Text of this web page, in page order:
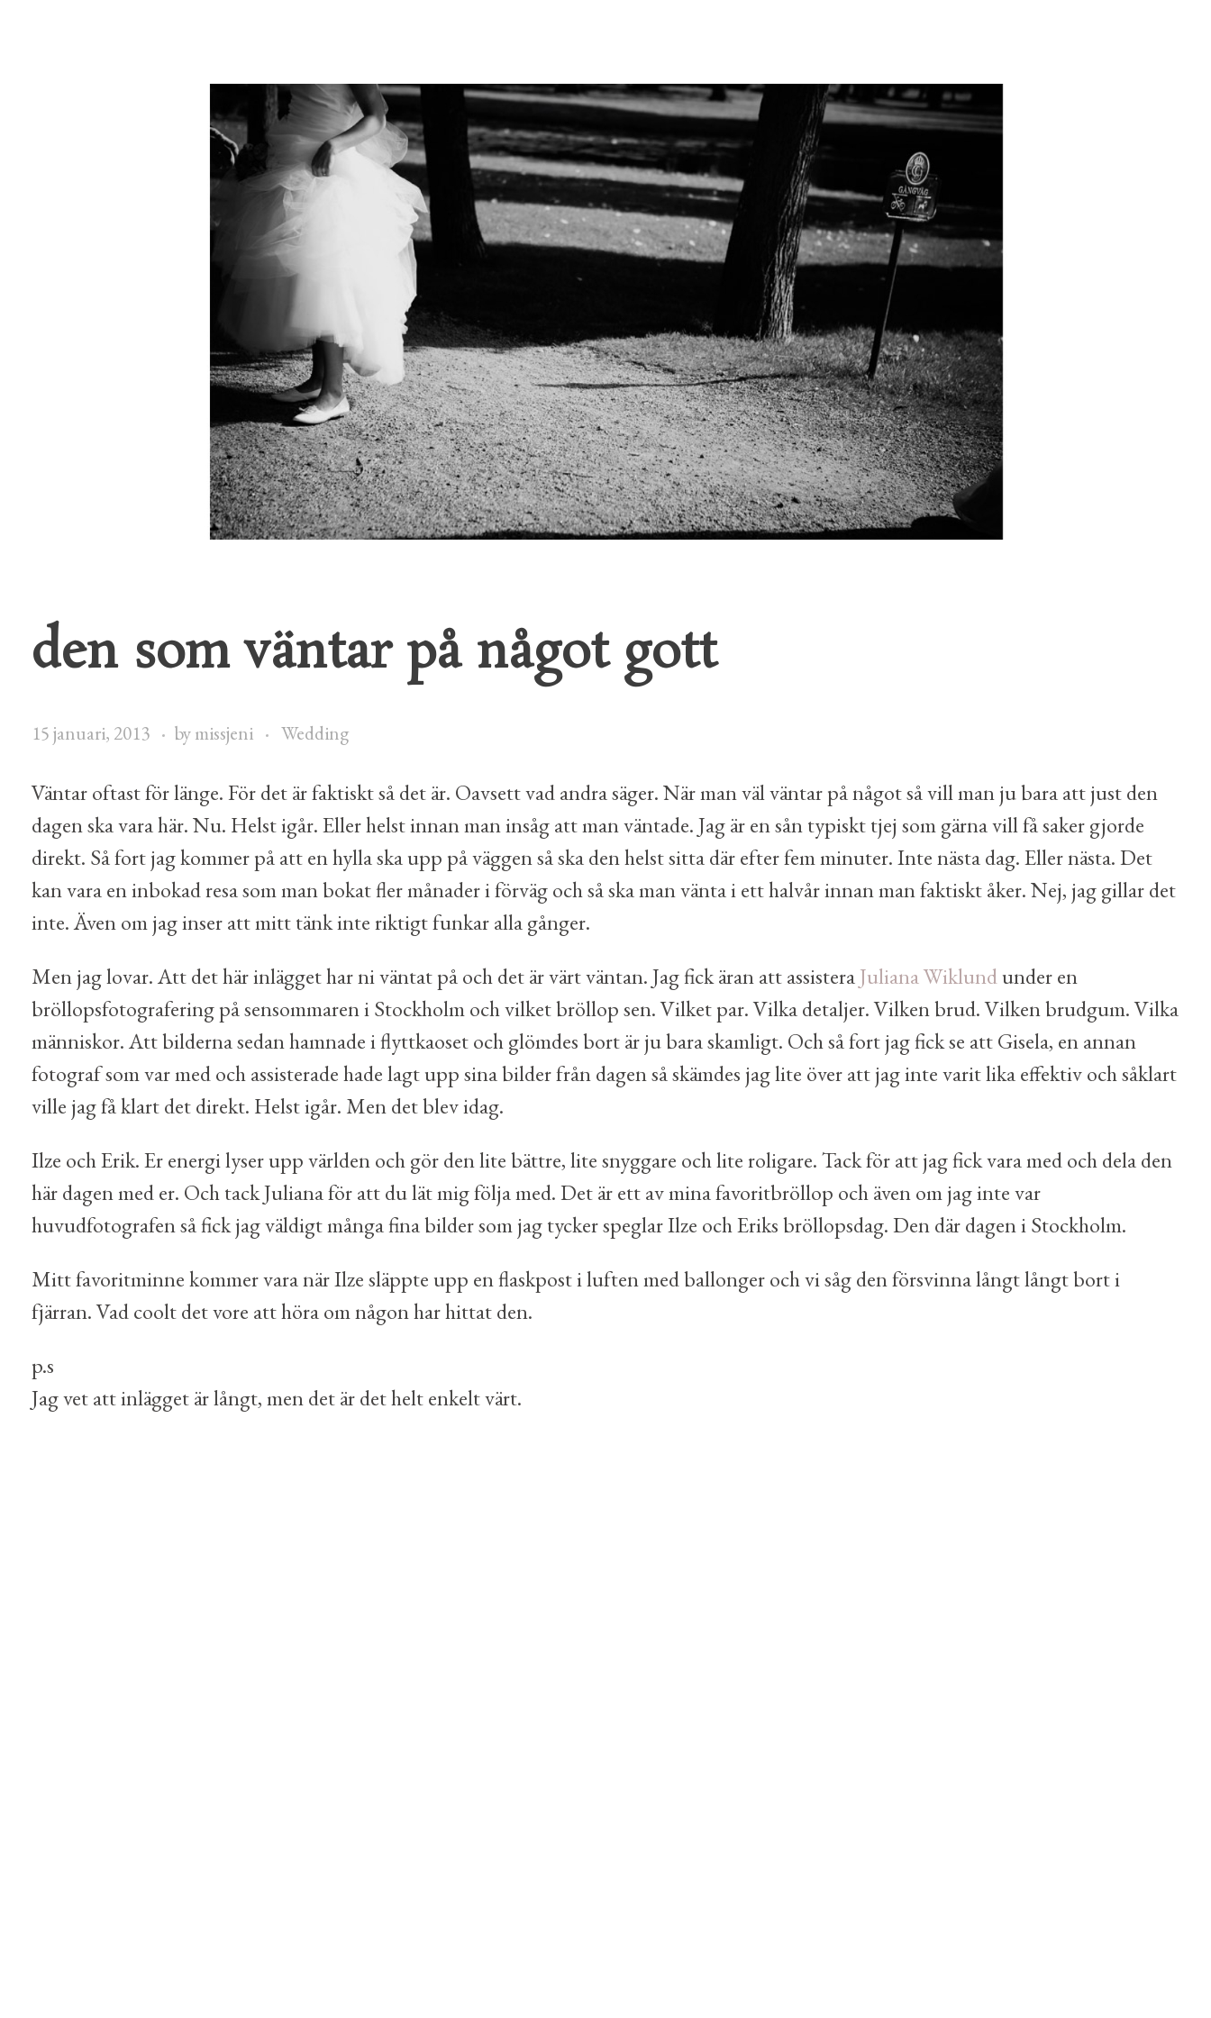
den som väntar på något gott
15 januari, 2013 bymissjeni Wedding
Väntar oftast för länge. För det är faktiskt så det är. Oavsett vad andra säger. När man väl väntar på något så vill man ju bara att just den
dagen ska vara här. Nu. Helst igår. Eller helst innan man insåg att man väntade. Jag är en sån typiskt tjej som gärna vill få saker gjorde
direkt. Så fort jag kommer på att en hylla ska upp på väggen så ska den helst sitta där efter fem minuter. Inte nästa dag. Eller nästa. Det
kan vara en inbokad resa som man bokat fler månader i förväg och så ska man vänta i ett halvår innan man faktiskt åker. Nej, jag gillar det
inte. Även om jag inser att mitt tänk inte riktigt funkar alla gånger.
Men jag lovar. Att det här inlägget har ni väntat på och det är värt väntan. Jag fick äran att assisteraJuliana Wiklundunder en
bröllopsfotografering på sensommaren i Stockholm och vilket bröllop sen. Vilket par. Vilka detaljer. Vilken brud. Vilken brudgum. Vilka
människor. Att bilderna sedan hamnade i flyttkaoset och glömdes bort är ju bara skamligt. Och så fort jag fick se att Gisela, en annan
fotograf som var med och assisterade hade lagt upp sina bilder från dagen så skämdes jag lite över att jag inte varit lika effektiv och såklart
ville jag få klart det direkt. Helst igår. Men det blev idag.
Ilze och Erik. Er energi lyser upp världen och gör den lite bättre, lite snyggare och lite roligare. Tack för att jag fick vara med och dela den
här dagen med er. Och tack Juliana för att du lät mig följa med. Det är ett av mina favoritbröllop och även om jag inte var
huvudfotografen så fick jag väldigt många fina bilder som jag tycker speglar Ilze och Eriks bröllopsdag. Den där dagen i Stockholm.
Mitt favoritminne kommer vara när Ilze släppte upp en flaskpost i luften med ballonger och vi såg den försvinna långt långt bort i
fjärran. Vad coolt det vore att höra om någon har hittat den.
p.s
Jag vet att inlägget är långt, men det är det helt enkelt värt.